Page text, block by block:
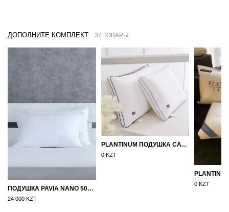
ДОПОЛНИТЕ КОМПЛЕКТ 37 ТОВАРЫ
ПОДУШКА PAVIA NANO 50X70
24 000 KZT
PLANTINUM ПОДУШКА САТИН, ШЕЛК 50Х70
0 KZT
0 KZT